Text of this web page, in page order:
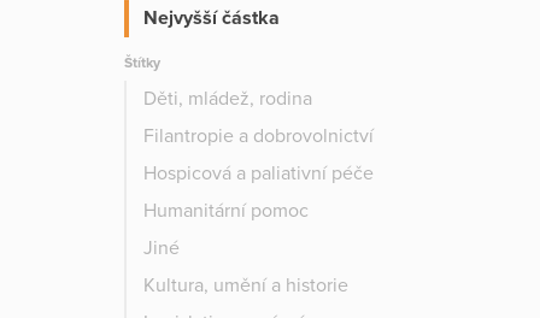
Nejvyšší částka
Štítky
Děti, mládež, rodina
Filantropie a dobrovolnictví
Hospicová a paliativní péče
Humanitární pomoc
Jiné
Kultura, umění a historie